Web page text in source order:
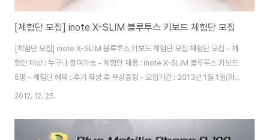
[체험단 모집] inote X-SLIM 블루투스 키보드 체험단 모집
[체험단 모집] inote X-SLIM 블루투스 키보드 체험단 모집 체험단 모집 - 체
험단 대상 : 누구나 참여가능 - 체험단 제품 : inote X-SLIM 블루투스 키보드
5명 - 체험단 혜택 : 후기 작성 후 무상증정 - 모집기간 : 2013년 1월 1일(화)
까지 - 발표일 : 2013년 1월 2일(수) - 후기작성기간 : 1월 10일(목)까지 (최소
릭 후 내용입력 * 체험단 인원은 업체 사정으로 변경될 수도 있습니다. [체험단
2012. 12. 25.